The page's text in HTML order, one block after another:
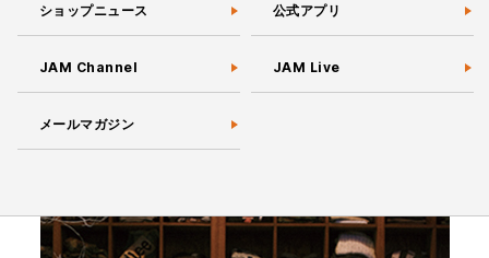
ショップニュース 公式アプリ
JAM Channel JAM Live
メールマガジン